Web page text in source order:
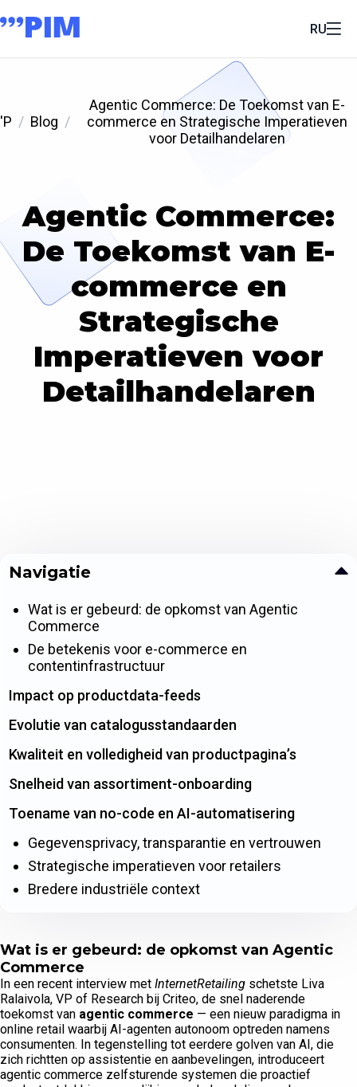
RU
'P Blog
Agentic Commerce: De Toekomst van E-
commerce en Strategische Imperatieven
voor Detailhandelaren
Agentic Commerce:
De Toekomst van E-
commerce en
Strategische
Imperatieven voor
Detailhandelaren
Wat is er gebeurd: de opkomst van Agentic
Commerce
In een recent interview met InternetRetailing schetste Liva
Ralaivola, VP of Research bij Criteo, de snel naderende
toekomst van agentic commerce — een nieuw paradigma in
online retail waarbij AI-agenten autonoom optreden namens
consumenten. In tegenstelling tot eerdere golven van AI, die
zich richtten op assistentie en aanbevelingen, introduceert
agentic commerce zelfsturende systemen die proactief
Navigatie
Wat is er gebeurd: de opkomst van Agentic
Commerce
De betekenis voor e-commerce en
contentinfrastructuur
Impact op productdata-feeds
Evolutie van catalogusstandaarden
Kwaliteit en volledigheid van productpagina’s
Snelheid van assortiment-onboarding
Toename van no-code en AI-automatisering
Gegevensprivacy, transparantie en vertrouwen
Strategische imperatieven voor retailers
Bredere industriële context